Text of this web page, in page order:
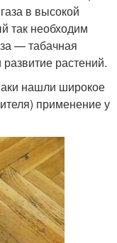
в высокой
так необходим
— табачная
растений.
нашли широкое
применение у